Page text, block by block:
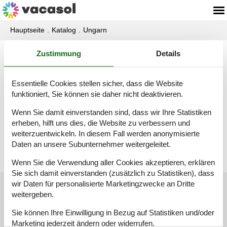
Hauptseite Katalog Ungarn
Katalog - Ungarn - M
Majosháza
Mekényes
Kundenservice
(+49) 040 8740 6723
Zustimmung Details
Essentielle Cookies stellen sicher, dass die Website
funktioniert, Sie können sie daher nicht deaktivieren.
Wenn Sie damit einverstanden sind, dass wir Ihre Statistiken
erheben, hilft uns dies, die Website zu verbessern und
weiterzuentwickeln. In diesem Fall werden anonymisierte
Daten an unsere Subunternehmer weitergeleitet.
Wenn Sie die Verwendung aller Cookies akzeptieren, erklären
Sie sich damit einverstanden (zusätzlich zu Statistiken), dass
wir Daten für personalisierte Marketingzwecke an Dritte
weitergeben.
Sie können Ihre Einwilligung in Bezug auf Statistiken und/oder
Marketing jederzeit ändern oder widerrufen.